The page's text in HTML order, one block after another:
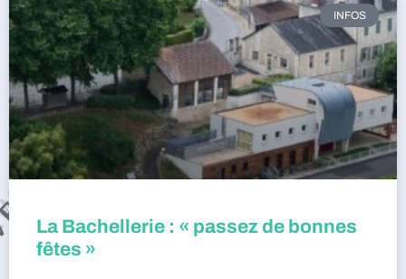
INFOS
La Bachellerie : « passez de bonnes
fêtes »